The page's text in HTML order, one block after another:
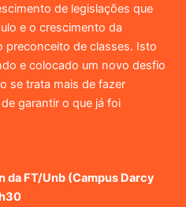
de legislações que
e o crescimento da
preconceito de classes. Isto
e colocado um novo desfio
se trata mais de fazer
garantir o que já foi
FT/Unb (Campus Darcy